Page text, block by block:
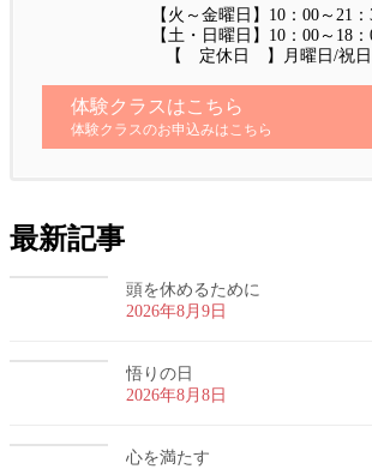
【火～金曜日】10：00～21：
【土・日曜日】10：00～18：
【 定休日 】月曜日/祝日
体験クラスはこちら
体験クラスのお申込みはこちら
最新記事
頭を休めるために
2026年8月9日
悟りの日
2026年8月8日
心を満たす